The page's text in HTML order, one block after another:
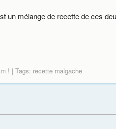
un mélange de recette de ces
! | Tags: recette malgache